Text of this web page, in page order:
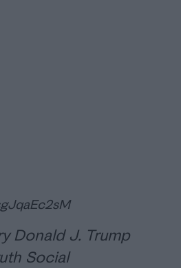
Donald J. Trump
Social